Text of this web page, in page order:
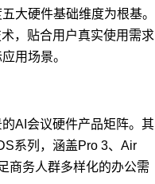
大硬件基础维度为根基。
，贴合用户真实使用需求
用场景。
AI会议硬件产品矩阵。其
系列，涵盖Pro 3、Air
商务人群多样化的办公需